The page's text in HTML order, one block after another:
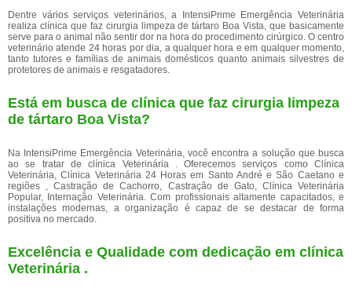
Dentre vários serviços veterinários, a IntensiPrime Emergência Veterinária
realiza clínica que faz cirurgia limpeza de tártaro Boa Vista, que basicamente
serve para o animal não sentir dor na hora do procedimento cirúrgico. O centro
veterinário atende 24 horas por dia, a qualquer hora e em qualquer momento,
tanto tutores e famílias de animais domésticos quanto animais silvestres de
protetores de animais e resgatadores.
Está em busca de clínica que faz cirurgia limpeza
de tártaro Boa Vista?
Na IntensiPrime Emergência Veterinária, você encontra a solução que busca
ao se tratar de clínica Veterinária . Oferecemos serviços como Clínica
Veterinária, Clínica Veterinária 24 Horas em Santo André e São Caetano e
regiões , Castração de Cachorro, Castração de Gato, Clínica Veterinária
Popular, Internação Veterinária. Com profissionais altamente capacitados, e
instalações modernas, a organização é capaz de se destacar de forma
positiva no mercado.
Excelência e Qualidade com dedicação em clínica
Veterinária .